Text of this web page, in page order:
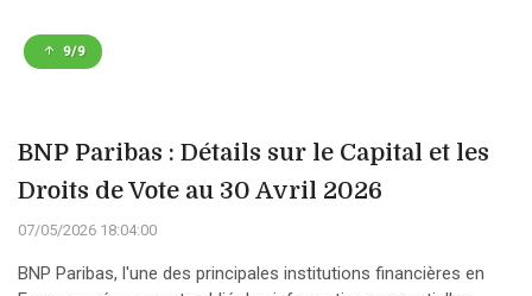
9/9
BNP Paribas : Détails sur le Capital et les
Droits de Vote au 30 Avril 2026
07/05/2026 18:04:00
BNP Paribas, l'une des principales institutions financières en